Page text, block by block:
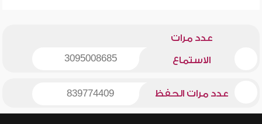
عدد مرات
الاستماع 3095008685
عدد مرات الحفظ 839774409